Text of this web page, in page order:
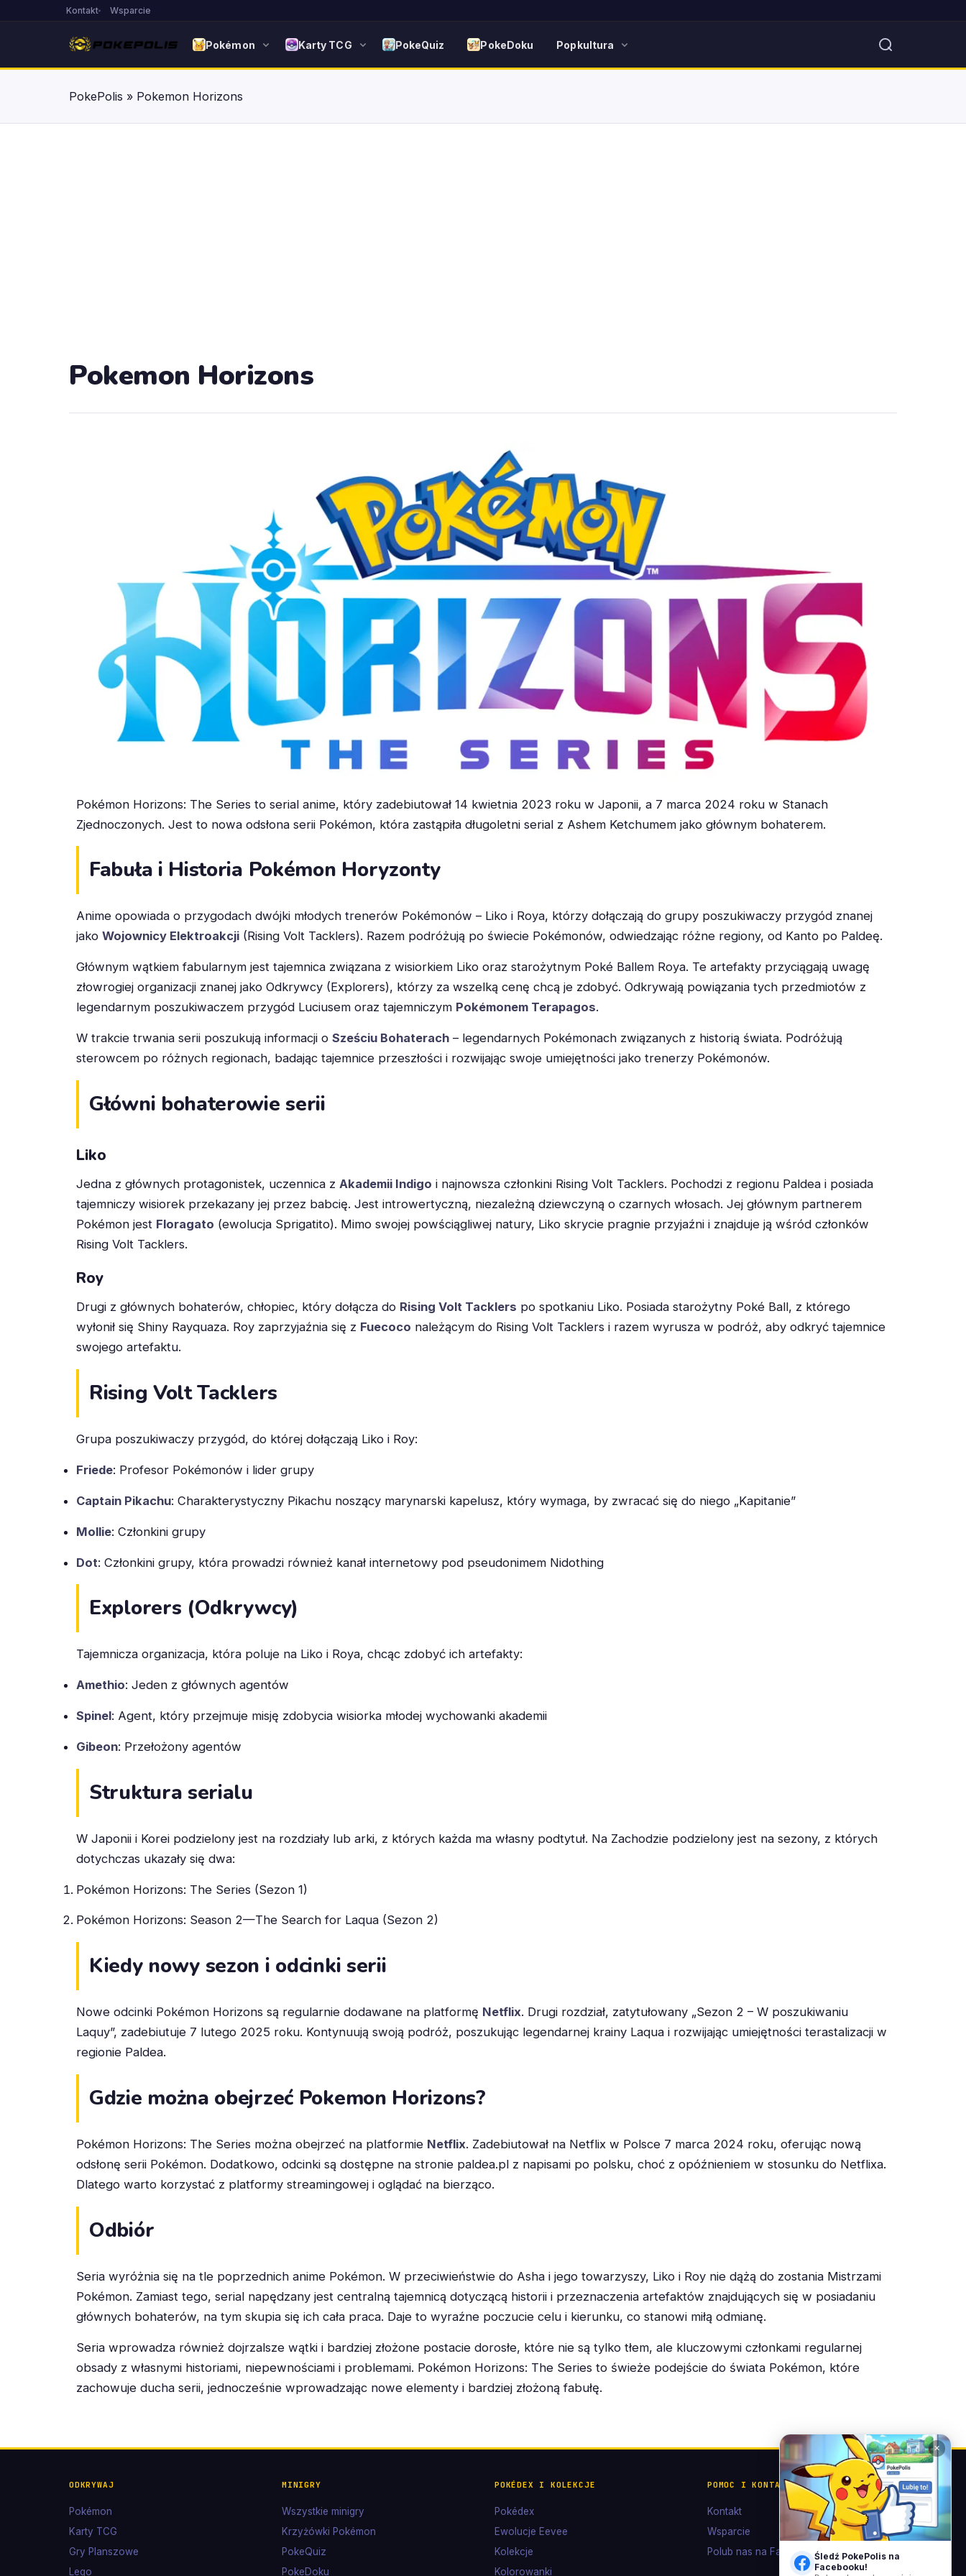
Kontakt Wsparcie
Pokémon Karty TCG PokeQuiz PokeDoku Popkultura
PokePolis » Pokemon Horizons
Pokemon Horizons
Pokémon Horizons: The Series to serial anime, który zadebiutował 14 kwietnia 2023 roku w Japonii, a 7 marca 2024 roku w Stanach
Zjednoczonych. Jest to nowa odsłona serii Pokémon, która zastąpiła długoletni serial z Ashem Ketchumem jako głównym bohaterem.
Fabuła i Historia Pokémon Horyzonty
Anime opowiada o przygodach dwójki młodych trenerów Pokémonów – Liko i Roya, którzy dołączają do grupy poszukiwaczy przygód znanej
jako Wojownicy Elektroakcji (Rising Volt Tacklers). Razem podróżują po świecie Pokémonów, odwiedzając różne regiony, od Kanto po Paldeę.
Głównym wątkiem fabularnym jest tajemnica związana z wisiorkiem Liko oraz starożytnym Poké Ballem Roya. Te artefakty przyciągają uwagę
złowrogiej organizacji znanej jako Odkrywcy (Explorers), którzy za wszelką cenę chcą je zdobyć. Odkrywają powiązania tych przedmiotów z
legendarnym poszukiwaczem przygód Luciusem oraz tajemniczym Pokémonem Terapagos.
W trakcie trwania serii poszukują informacji o Sześciu Bohaterach – legendarnych Pokémonach związanych z historią świata. Podróżują
sterowcem po różnych regionach, badając tajemnice przeszłości i rozwijając swoje umiejętności jako trenerzy Pokémonów.
Główni bohaterowie serii
Liko
Jedna z głównych protagonistek, uczennica z Akademii Indigo i najnowsza członkini Rising Volt Tacklers. Pochodzi z regionu Paldea i posiada
tajemniczy wisiorek przekazany jej przez babcię. Jest introwertyczną, niezależną dziewczyną o czarnych włosach. Jej głównym partnerem
Pokémon jest Floragato (ewolucja Sprigatito). Mimo swojej powściągliwej natury, Liko skrycie pragnie przyjaźni i znajduje ją wśród członków
Rising Volt Tacklers.
Roy
Drugi z głównych bohaterów, chłopiec, który dołącza do Rising Volt Tacklers po spotkaniu Liko. Posiada starożytny Poké Ball, z którego
wyłonił się Shiny Rayquaza. Roy zaprzyjaźnia się z Fuecoco należącym do Rising Volt Tacklers i razem wyrusza w podróż, aby odkryć tajemnice
swojego artefaktu.
Rising Volt Tacklers
Grupa poszukiwaczy przygód, do której dołączają Liko i Roy:
Friede: Profesor Pokémonów i lider grupy
Captain Pikachu: Charakterystyczny Pikachu noszący marynarski kapelusz, który wymaga, by zwracać się do niego „Kapitanie”
Mollie: Członkini grupy
Dot: Członkini grupy, która prowadzi również kanał internetowy pod pseudonimem Nidothing
Explorers (Odkrywcy)
Tajemnicza organizacja, która poluje na Liko i Roya, chcąc zdobyć ich artefakty:
Amethio: Jeden z głównych agentów
Spinel: Agent, który przejmuje misję zdobycia wisiorka młodej wychowanki akademii
Gibeon: Przełożony agentów
Struktura serialu
W Japonii i Korei podzielony jest na rozdziały lub arki, z których każda ma własny podtytuł. Na Zachodzie podzielony jest na sezony, z których
dotychczas ukazały się dwa:
Pokémon Horizons: The Series (Sezon 1)
Pokémon Horizons: Season 2—The Search for Laqua (Sezon 2)
Kiedy nowy sezon i odcinki serii
Nowe odcinki Pokémon Horizons są regularnie dodawane na platformę Netflix. Drugi rozdział, zatytułowany „Sezon 2 – W poszukiwaniu
Laquy”, zadebiutuje 7 lutego 2025 roku. Kontynuują swoją podróż, poszukując legendarnej krainy Laqua i rozwijając umiejętności terastalizacji w
regionie Paldea.
Gdzie można obejrzeć Pokemon Horizons?
Pokémon Horizons: The Series można obejrzeć na platformie Netflix. Zadebiutował na Netflix w Polsce 7 marca 2024 roku, oferując nową
odsłonę serii Pokémon. Dodatkowo, odcinki są dostępne na stronie paldea.pl z napisami po polsku, choć z opóźnieniem w stosunku do Netflixa.
Dlatego warto korzystać z platformy streamingowej i oglądać na bierząco.
Odbiór
Seria wyróżnia się na tle poprzednich anime Pokémon. W przeciwieństwie do Asha i jego towarzyszy, Liko i Roy nie dążą do zostania Mistrzami
Pokémon. Zamiast tego, serial napędzany jest centralną tajemnicą dotyczącą historii i przeznaczenia artefaktów znajdujących się w posiadaniu
głównych bohaterów, na tym skupia się ich cała praca. Daje to wyraźne poczucie celu i kierunku, co stanowi miłą odmianę.
Seria wprowadza również dojrzalsze wątki i bardziej złożone postacie dorosłe, które nie są tylko tłem, ale kluczowymi członkami regularnej
obsady z własnymi historiami, niepewnościami i problemami. Pokémon Horizons: The Series to świeże podejście do świata Pokémon, które
zachowuje ducha serii, jednocześnie wprowadzając nowe elementy i bardziej złożoną fabułę.
ODKRYWAJ
Pokémon
Karty TCG
Gry Planszowe
Lego
MINIGRY
Wszystkie minigry
Krzyżówki Pokémon
PokeQuiz
PokeDoku
POKÉDEX I KOLEKCJE
Pokédex
Ewolucje Eevee
Kolekcje
Kolorowanki
POMOC I KONTAKT
Kontakt
Wsparcie
Polub nas na Facebooku
✕
Śledź PokePolis na
Facebooku!